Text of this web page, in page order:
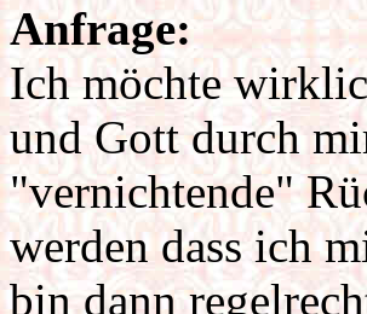
Anfrage:
Ich möchte
und Gott durch
"vernichtende"
werden dass ich
bin dann